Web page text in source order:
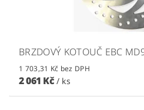
BRZDOVÝ KOTOUČ EBC
1 703,31 Kč bez DPH
2 061 Kč / ks